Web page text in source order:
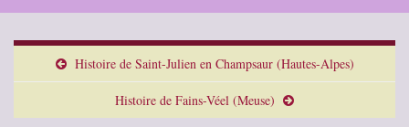
Histoire de Saint-Julien en Champsaur (Hautes-Alpes)
Histoire de Fains-Véel (Meuse)